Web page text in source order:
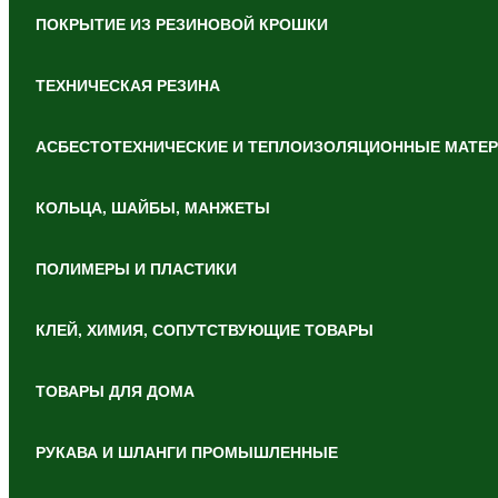
ПОКРЫТИЕ ИЗ РЕЗИНОВОЙ КРОШКИ
ТЕХНИЧЕСКАЯ РЕЗИНА
АСБЕСТОТЕХНИЧЕСКИЕ И ТЕПЛОИЗОЛЯЦИОННЫЕ
КОЛЬЦА, ШАЙБЫ, МАНЖЕТЫ
ПОЛИМЕРЫ И ПЛАСТИКИ
КЛЕЙ, ХИМИЯ, СОПУТСТВУЮЩИЕ ТОВАРЫ
ТОВАРЫ ДЛЯ ДОМА
РУКАВА И ШЛАНГИ ПРОМЫШЛЕННЫЕ